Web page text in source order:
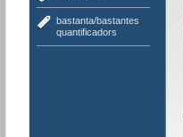
bastanta/bastantes
quantificadors